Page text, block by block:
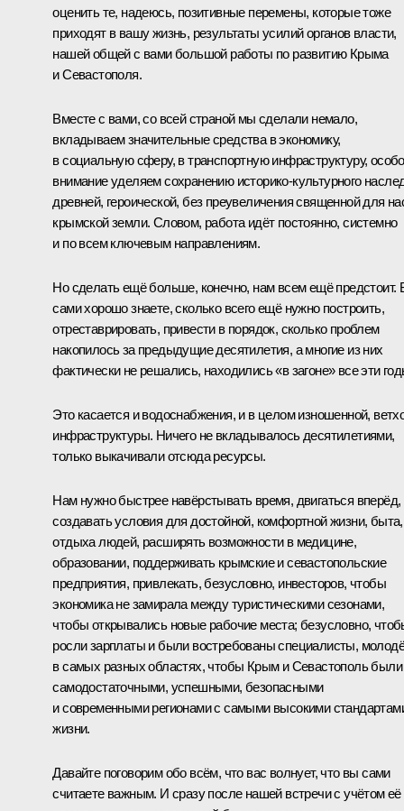
оценить те, надеюсь, позитивные перемены, которые тоже
приходят в вашу жизнь, результаты усилий органов власти,
нашей общей с вами большой работы по развитию Крыма
и Севастополя.
Вместе с вами, со всей страной мы сделали немало,
вкладываем значительные средства в экономику,
в социальную сферу, в транспортную инфраструктуру,
внимание уделяем сохранению историко-культурного
древней, героической, без преувеличения священной для
крымской земли. Словом, работа идёт постоянно, системно
и по всем ключевым направлениям.
Но сделать ещё больше, конечно, нам всем ещё предстоит.
сами хорошо знаете, сколько всего ещё нужно построить,
отреставрировать, привести в порядок, сколько проблем
накопилось за предыдущие десятилетия, а многие из них
фактически не решались, находились «в загоне» все эти
Это касается и водоснабжения, и в целом изношенной,
инфраструктуры. Ничего не вкладывалось десятилетиями,
только выкачивали отсюда ресурсы.
Нам нужно быстрее навёрстывать время, двигаться вперёд,
создавать условия для достойной, комфортной жизни, быта,
отдыха людей, расширять возможности в медицине,
образовании, поддерживать крымские и севастопольские
предприятия, привлекать, безусловно, инвесторов, чтобы
экономика не замирала между туристическими сезонами,
чтобы открывались новые рабочие места; безусловно,
росли зарплаты и были востребованы специалисты,
в самых разных областях, чтобы Крым и Севастополь были
самодостаточными, успешными, безопасными
и современными регионами с самыми высокими
жизни.
Давайте поговорим обо всём, что вас волнует, что вы сами
считаете важным. И сразу после нашей встречи с учётом её